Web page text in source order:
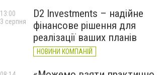
D2 Investments – надійне
фінансове рішення для
реалізації ваших планів
НОВИНИ КОМПАНІЙ
13:00
3 серпня